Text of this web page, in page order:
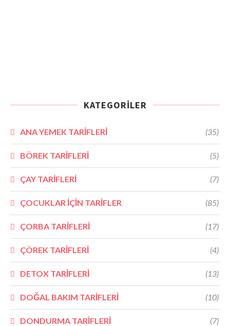
KATEGORILER
ANA YEMEK TARİFLERİ (35)
BÖREK TARİFLERİ (5)
ÇAY TARİFLERİ (7)
ÇOCUKLAR İÇİN TARİFLER (85)
ÇORBA TARİFLERİ (17)
ÇÖREK TARİFLERİ (4)
DETOX TARİFLERİ (13)
DOĞAL BAKIM TARİFLERİ (10)
DONDURMA TARİFLERİ (7)